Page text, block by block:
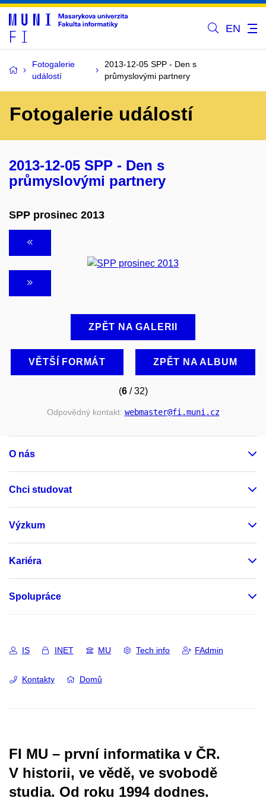
EN
Fotogalerie
událostí
2013-12-05 SPP - Den s
průmyslovými partnery
Fotogalerie událostí
2013-12-05 SPP - Den s
průmyslovými partnery
SPP prosinec 2013
ZPĚT NA GALERII
VĚTŠÍ FORMÁT ZPĚT NA ALBUM
(6/ 32)
Odpovědný kontakt: webmaster@fi.muni.cz
O nás
Chci studovat
Výzkum
Kariéra
Spolupráce
IS INET MU Tech info FAdmin
Kontakty Domů
FI MU – první informatika v ČR.
V historii, ve vědě, ve svobodě
studia. Od roku 1994 dodnes.